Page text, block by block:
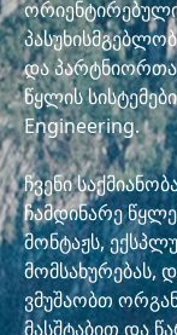
და პარტნიორთა
წყლის
Engineering.
ჩვენი
ჩამდინარე
მონტაჟს,
მომსახურებას,
ვმუშაობთ
მასშტაბით და